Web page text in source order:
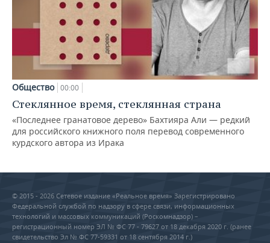
Общество 00:00
Стеклянное время, стеклянная страна
«Последнее гранатовое дерево» Бахтияра Али — редкий
для российского книжного поля перевод современного
курдского автора из Ирака
© 2015 - 2026 Сетевое издание «Реальное время» Зарегистрировано
Федеральной службой по надзору в сфере связи, информационных
технологий и массовых коммуникаций (Роскомнадзор) –
регистрационный номер ЭЛ № ФС 77 - 79627 от 18 декабря 2020 г. (ранее
свидетельство Эл № ФС 77-59331 от 18 сентября 2014 г.)